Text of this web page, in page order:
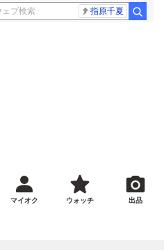
指原千夏
マイオク ウォッチ 出品